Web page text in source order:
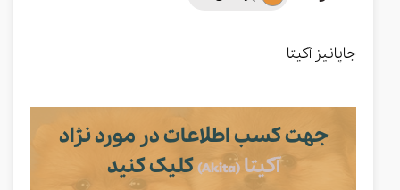
جاپانیز آکیتا
جهت کسب اطلاعات در مورد نژاد
آکیتا(Akita) کلیک کنید